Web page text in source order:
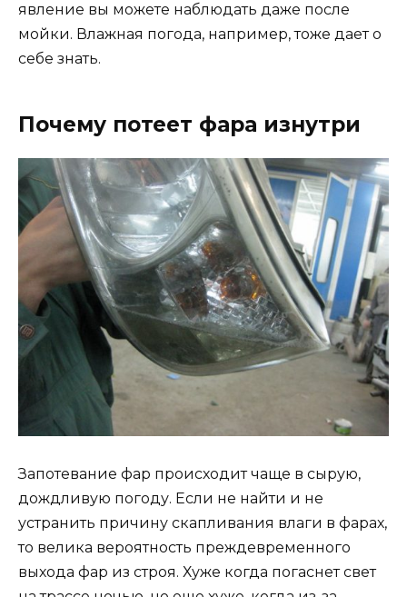
явление вы можете наблюдать даже после
мойки. Влажная погода, например, тоже дает о
себе знать.
Почему потеет фара изнутри
Запотевание фар происходит чаще в сырую,
дождливую погоду. Если не найти и не
устранить причину скапливания влаги в фарах,
то велика вероятность преждевременного
выхода фар из строя. Хуже когда погаснет свет